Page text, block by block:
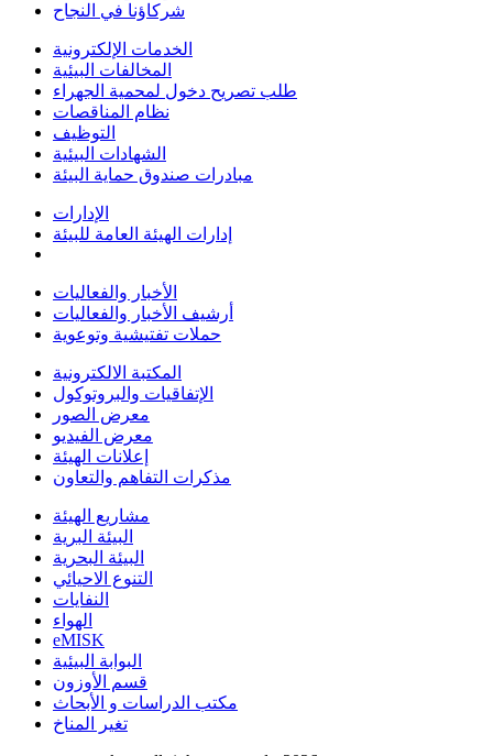
شركاؤنا في النجاح
الخدمات الإلكترونية
المخالفات البيئية
طلب تصريح دخول لمحمية الجهراء
نظام المناقصات
التوظيف
الشهادات البيئية
مبادرات صندوق حماية البيئة
الإدارات
إدارات الهيئة العامة للبيئة
الأخبار والفعاليات
أرشيف الأخبار والفعاليات
حملات تفتيشية وتوعوية
المكتبة الالكترونية
الإتفاقيات والبروتوكول
معرض الصور
معرض الفيديو
إعلانات الهيئة
مذكرات التفاهم والتعاون
مشاريع الهيئة
البيئة البرية
البيئة البحرية
التنوع الاحيائي
النفايات
الهواء
eMISK
البوابة البيئية
قسم الأوزون
مكتب الدراسات و الأبحاث
تغير المناخ